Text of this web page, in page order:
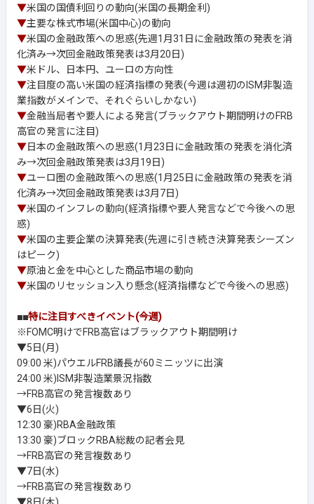
▼米国の国債利回りの動向(米国の長期金利)
▼主要な株式市場(米国中心)の動向
▼米国の金融政策への思惑(先週1月31日に金融政策の発表を消
化済み→次回金融政策発表は3月20日)
▼米ドル、日本円、ユーロの方向性
▼注目度の高い米国の経済指標の発表(今週は週初のISM非製造
業指数がメインで、それぐらいしかない)
▼金融当局者や要人による発言(ブラックアウト期間明けのFRB
高官の発言に注目)
▼日本の金融政策への思惑(1月23日に金融政策の発表を消化済
み→次回金融政策発表は3月19日)
▼ユーロ圏の金融政策への思惑(1月25日に金融政策の発表を消
化済み→次回金融政策発表は3月7日)
▼米国のインフレの動向(経済指標や要人発言などで今後への思
惑)
▼米国の主要企業の決算発表(先週に引き続き決算発表シーズン
はピーク)
▼原油と金を中心とした商品市場の動向
▼米国のリセッション入り懸念(経済指標などで今後への思惑)
■■特に注目すべきイベント(今週)
※FOMC明けでFRB高官はブラックアウト期間明け
▼5日(月)
09:00 米)パウエルFRB議長が60ミニッツに出演
24:00 米)ISM非製造業景況指数
→FRB高官の発言複数あり
▼6日(火)
12:30 豪)RBA金融政策
13:30 豪)ブロックRBA総裁の記者会見
→FRB高官の発言複数あり
▼7日(水)
→FRB高官の発言複数あり